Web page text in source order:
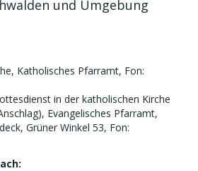
und Umgebung
Katholisches Pfarramt, Fon:
in der katholischen Kirche
Evangelisches Pfarramt,
Grüner Winkel 53, Fon: